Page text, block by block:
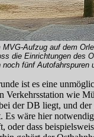
MVG-Aufzug auf dem
die Einrichtungen des
noch fünf Autofahrspuren
ist es eine
Verkehrsstation wie
der DB liegt, und
Es wäre hier
oder dass